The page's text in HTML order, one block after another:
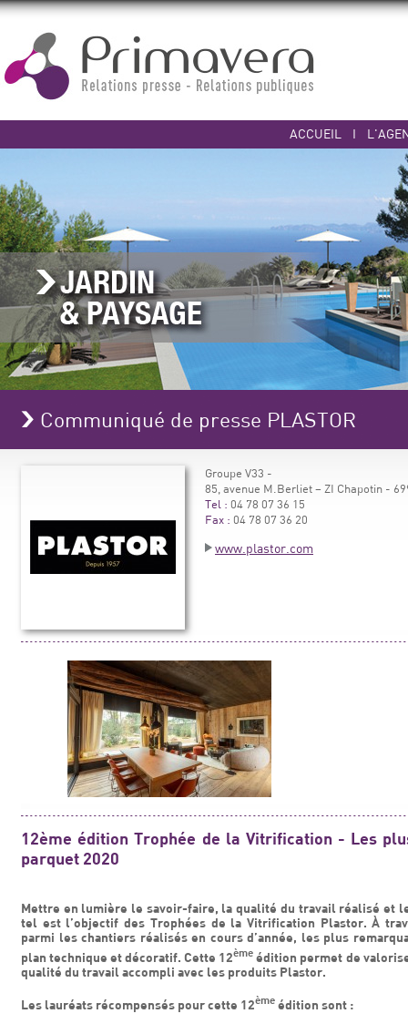
ACCUEIL I
Communiqué de presse PLASTOR
Groupe V33 -
85, avenue M.Berliet – ZI Chapotin -
Tel : 04 78 07 36 15
Fax : 04 78 07 36 20
www.plastor.com
12ème édition Trophée de la Vitrification - Les
parquet 2020
Mettre en lumière le savoir-faire, la qualité du travail réalisé et
tel est l’objectif des Trophées de la Vitrification Plastor. À
parmi les chantiers réalisés en cours d’année, les plus
plan technique et décoratif. Cette 12ème édition permet de
qualité du travail accompli avec les produits Plastor.
Les lauréats récompensés pour cette 12ème édition sont :